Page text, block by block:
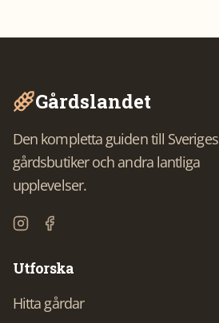
Gårdslandet
Den kompletta guiden till Sveriges
gårdsbutiker och andra lantliga
upplevelser.
Utforska
Hitta gårdar